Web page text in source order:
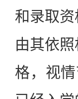
和录取
由其依
格，视